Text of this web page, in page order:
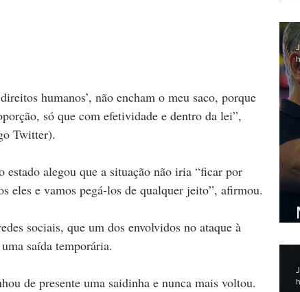
humanos’, não encham o meu saco, porque
só que com efetividade e dentro da lei”,
Twitter).
alegou que a situação não iria “ficar por
eles e vamos pegá-los de qualquer jeito”, afirmou.
sociais, que um dos envolvidos no ataque à
saída temporária.
de presente uma saidinha e nunca mais voltou.